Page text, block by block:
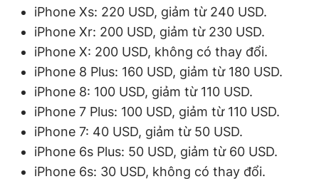
iPhone Xs: 220 USD, giảm từ 240 USD.
iPhone Xr: 200 USD, giảm từ 230 USD.
iPhone X: 200 USD, không có thay đổi.
iPhone 8 Plus: 160 USD, giảm từ 180 USD.
iPhone 8: 100 USD, giảm từ 110 USD.
iPhone 7 Plus: 100 USD, giảm từ 110 USD.
iPhone 7: 40 USD, giảm từ 50 USD.
iPhone 6s Plus: 50 USD, giảm từ 60 USD.
iPhone 6s: 30 USD, không có thay đổi.